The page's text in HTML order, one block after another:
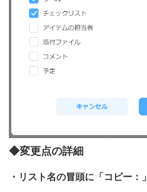
◆変更点の詳細
・リスト名の冒頭に「コピー